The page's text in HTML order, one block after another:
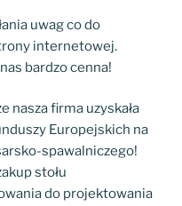
uwag co do
internetowej.
bardzo cenna!
nasza firma uzyskała
Europejskich na
spawalniczego!
stołu
do projektowania